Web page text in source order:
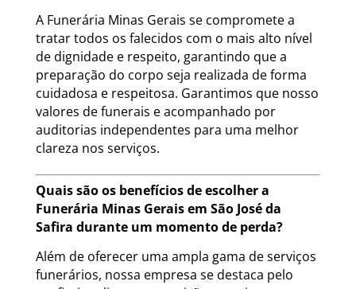
A Funerária Minas Gerais se compromete a
tratar todos os falecidos com o mais alto nível
de dignidade e respeito, garantindo que a
preparação do corpo seja realizada de forma
cuidadosa e respeitosa. Garantimos que nosso
valores de funerais e acompanhado por
auditorias independentes para uma melhor
clareza nos serviços.
Quais são os benefícios de escolher a
Funerária Minas Gerais em São José da
Safira durante um momento de perda?
Além de oferecer uma ampla gama de serviços
funerários, nossa empresa se destaca pelo